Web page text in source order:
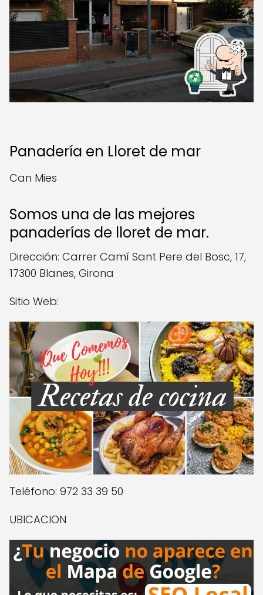
Panadería en Lloret de mar
Can Mies
Somos una de las mejores
panaderías de lloret de mar.
Dirección: Carrer Camí Sant Pere del Bosc, 17,
17300 Blanes, Girona
Sitio Web:
Teléfono: 972 33 39 50
UBICACION